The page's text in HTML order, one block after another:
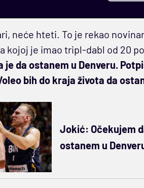
neće hteti. To je rekao
kojoj je imao tripl-dabl od 20
je da ostanem u Denveru.
bih do kraja života da
Jokić: Očekujem
ostanem u